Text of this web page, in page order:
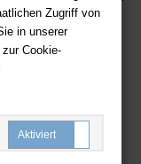
Zugriff von
in unserer
Cookie-